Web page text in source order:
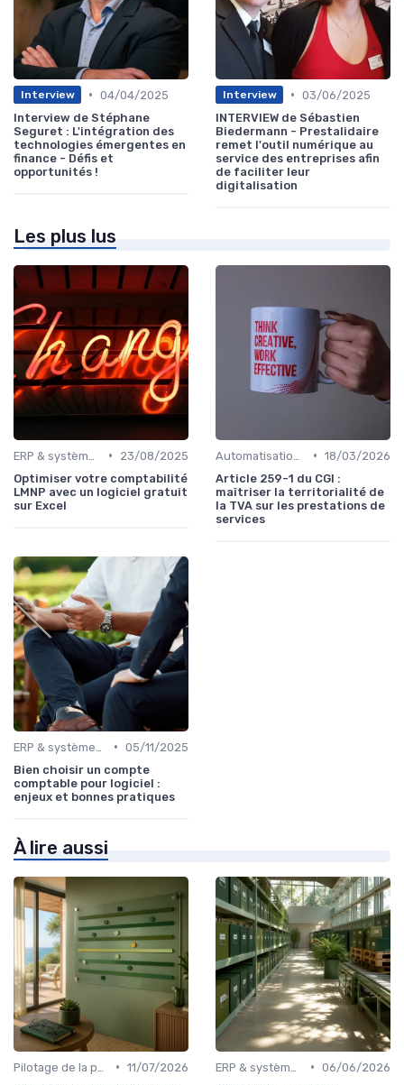
Interview • 04/04/2025
Interview de Stéphane
Seguret : L'intégration des
technologies émergentes en
finance - Défis et
opportunités !
Interview • 03/06/2025
INTERVIEW de Sébastien
Biedermann - Prestalidaire
remet l'outil numérique au
service des entreprises afin
de faciliter leur
digitalisation
Les plus lus
•
23/08/2025
Optimiser votre comptabilité
LMNP avec un logiciel gratuit
sur Excel
• 18/03/2026
Article 259-1 du CGI :
maîtriser la territorialité de
la TVA sur les prestations de
services
• 05/11/2025
Bien choisir un compte
comptable pour logiciel :
enjeux et bonnes pratiques
À lire aussi
• 11/07/2026
• 06/06/2026